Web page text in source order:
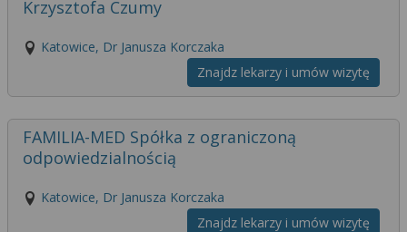
Krzysztofa Czumy
Katowice, Dr Janusza Korczaka
Znajdz lekarzy i umów wizytę
FAMILIA-MED Spółka z ograniczoną
odpowiedzialnością
Katowice, Dr Janusza Korczaka
Znajdz lekarzy i umów wizytę